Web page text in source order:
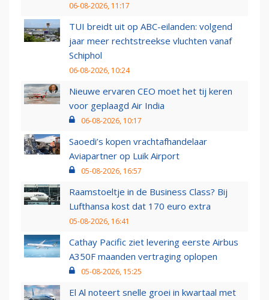
06-08-2026, 11:17
TUI breidt uit op ABC-eilanden: volgend
jaar meer rechtstreekse vluchten vanaf
Schiphol
06-08-2026, 10:24
Nieuwe ervaren CEO moet het tij keren
voor geplaagd Air India
06-08-2026, 10:17
Saoedi’s kopen vrachtafhandelaar
Aviapartner op Luik Airport
05-08-2026, 16:57
Raamstoeltje in de Business Class? Bij
Lufthansa kost dat 170 euro extra
05-08-2026, 16:41
Cathay Pacific ziet levering eerste Airbus
A350F maanden vertraging oplopen
05-08-2026, 15:25
El Al noteert snelle groei in kwartaal met